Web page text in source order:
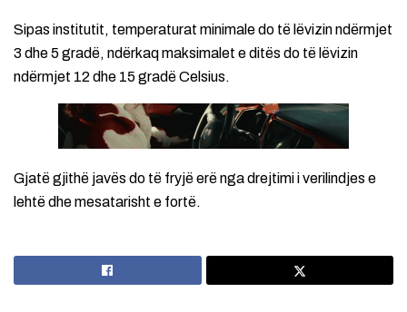
Sipas institutit, temperaturat minimale do të lëvizin ndërmjet
3 dhe 5 gradë, ndërkaq maksimalet e ditës do të lëvizin
ndërmjet 12 dhe 15 gradë Celsius.
Gjatë gjithë javës do të fryjë erë nga drejtimi i verilindjes e
lehtë dhe mesatarisht e fortë.